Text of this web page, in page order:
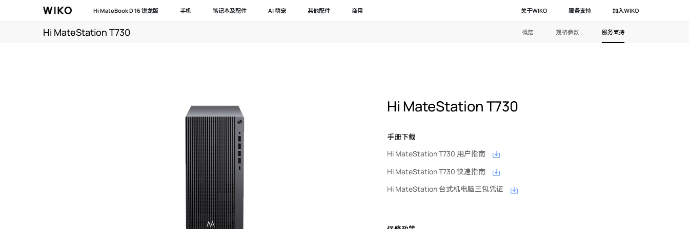
Hi MateBook D 16 锐龙版 手机 笔记本及配件 AI 萌宠 其他配件 商用 关于WIKO 服务支持 加入WIKO
Hi MateStation T730 概览 规格参数 服务支持
Hi MateStation T730
手册下载
Hi MateStation T730 用户指南
Hi MateStation T730 快速指南
Hi MateStation 台式机电脑三包凭证